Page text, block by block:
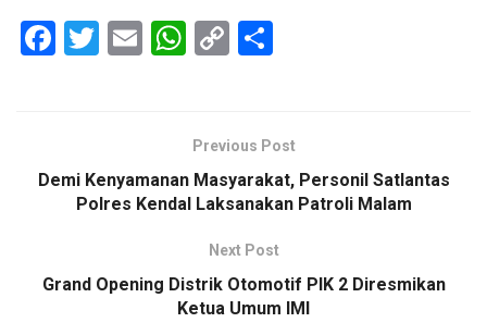
F
o
T
E
W
s
A
p
C
Li
n
k
e
Previous Post
Demi Kenyamanan Masyarakat, Personil Satlantas
Polres Kendal Laksanakan Patroli Malam
Next Post
Grand Opening Distrik Otomotif PIK 2 Diresmikan
Ketua Umum IMI